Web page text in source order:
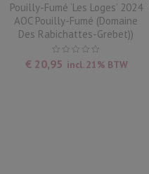
Pouilly-Fumé ‘Les Loges’ 2024
AOC Pouilly-Fumé (Domaine
Des Rabichattes-Grebet))
€ 20,95 incl. 21% BTW